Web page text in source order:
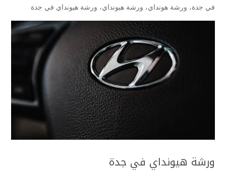
في جدة، ورشة هونداي، ورشة هيونداي، ورشة هيونداي في جدة
ورشة هيونداي في جدة